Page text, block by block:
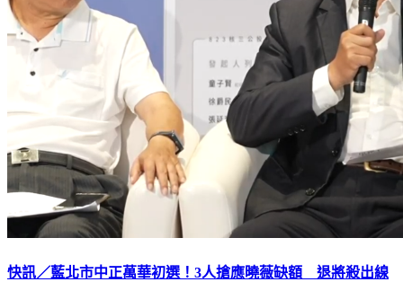
快訊／藍北市中正萬華初選！3人搶應曉薇缺額 退將殺出線